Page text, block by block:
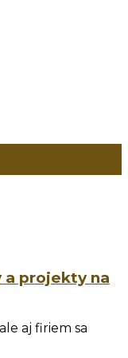
a projekty na
aj firiem sa